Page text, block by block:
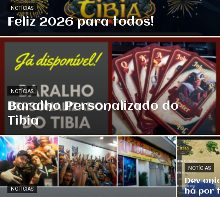
NOTÍCIAS
Feliz 2026 para todos!
NOTÍCIAS
Baralho Personalizado do
Tibia
NOTÍCIAS
NOTÍCIAS
Dev
há por